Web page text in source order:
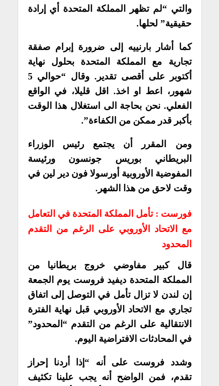
والتي “لم تظهر المملكة المتحدة أي إرادة
حقيقية” لحلها.
كما أشار بارنييه إلى ضرورة إبرام صفقة
تجارية مع المملكة المتحدة بحلول نهاية
أكتوبر على أقصى تقدير. وقال “حوالي 5
شهور، اعط او اخذ. اقل قليلا، في الواقع
الفعلي. نحن بحاجة الى استغلال هذا الوقت
بأكبر قدر ممكن من الكفاءة”.
ومن المقرر أن يجتمع رئيس الوزراء
البريطاني بوريس جونسون ورئيسة
المفوضية الأوروبية أورسولا فون دير لين في
وقت لاحق من هذا الشهر.
فورست : تأمل المملكة المتحدة في التعامل
مع الاتحاد الأوروبي على الرغم من التقدم
المحدود
قال كبير مفاوضي خروج بريطانيا من
المملكة المتحدة ديفيد فروست يوم الجمعة
إن لندن لا تزال تأمل في التوصل إلى اتفاق
تجاري مع الاتحاد الأوروبي قبل نهاية الفترة
الانتقالية على الرغم من التقدم “المحدود”
في المحادثات الافتراضية اليوم.
وشدد فروست على أنه “إذا أردنا إحراز
تقدم، فمن الواضح أنه يجب علينا تكثيف